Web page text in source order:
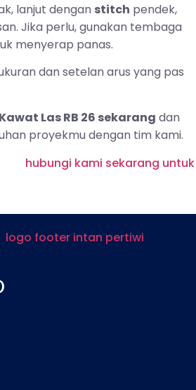
lanjut dengan stitch pendek,
Jika perlu, gunakan tembaga
menyerap panas.
dan setelan arus yang pas
Las RB 26 sekarang dan
proyekmu dengan tim kami.